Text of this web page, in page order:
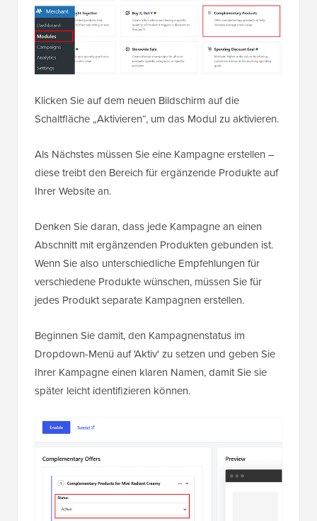
Klicken Sie auf dem neuen Bildschirm auf die
Schaltfläche „Aktivieren“, um das Modul zu aktivieren.
Als Nächstes müssen Sie eine Kampagne erstellen –
diese treibt den Bereich für ergänzende Produkte auf
Ihrer Website an.
Denken Sie daran, dass jede Kampagne an einen
Abschnitt mit ergänzenden Produkten gebunden ist.
Wenn Sie also unterschiedliche Empfehlungen für
verschiedene Produkte wünschen, müssen Sie für
jedes Produkt separate Kampagnen erstellen.
Beginnen Sie damit, den Kampagnenstatus im
Dropdown-Menü auf 'Aktiv' zu setzen und geben Sie
Ihrer Kampagne einen klaren Namen, damit Sie sie
später leicht identifizieren können.